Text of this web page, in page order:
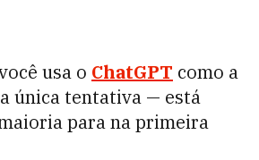
usa o ChatGPT como a
única tentativa — está
para na primeira